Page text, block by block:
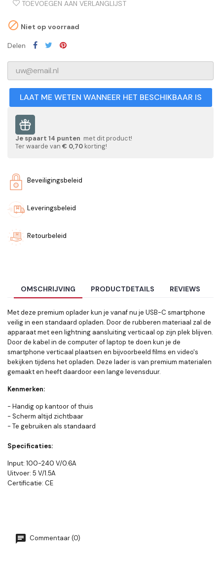
TOEVOEGEN AAN VERLANGLIJST
 Niet op voorraad
Delen
LAAT ME WETEN WANNEER HET BESCHIKBAAR IS
Je spaart 14 punten met dit product!
Ter waarde van € 0,70 korting!
Beveiligingsbeleid
Leveringsbeleid
Retourbeleid
OMSCHRIJVING PRODUCTDETAILS REVIEWS
Met deze premium oplader kun je vanaf nu je USB-C smartphone
veilig in een standaard opladen. Door de rubberen materiaal zal de
apparaat met een lightning aansluiting verticaal op zijn plek blijven.
Door de kabel in de computer of laptop te doen kun je de
smartphone verticaal plaatsen en bijvoorbeeld films en video's
bekijken tijdens het opladen. Deze lader is van premium materialen
gemaakt en heeft daardoor een lange levensduur.
Kenmerken:
- Handig op kantoor of thuis
- Scherm altijd zichtbaar
- Te gebruiken als standaard
Specificaties:
Input: 100-240 V/0.6A
Uitvoer: 5 V/1.5A
Certificatie: CE
Commentaar (0)